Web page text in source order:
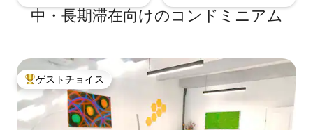
中・長期滞在向けのコンドミニアム
大好評のゲストチョイスです。
ゲストチョイス